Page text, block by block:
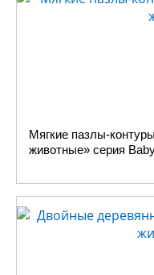
Мягкие пазлы-
животные» серия